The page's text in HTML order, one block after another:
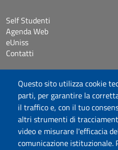
Questo sito utilizza cookie
parti, per garantire la
il traffico e, con il tuo
altri strumenti di
video e misurare l'efficacia
comunicazione istituzionale.
Self Studenti
Agenda Web
eUniss
Contatti
Accessibilità
Dichiarazione di accessibilità
Cookie settings
Mappa del sito
Protocollo